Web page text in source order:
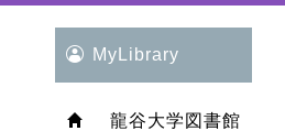
MyLibrary
龍谷大学図書館